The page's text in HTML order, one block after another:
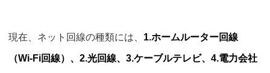
現在、ネット回線の種類には、 1.ホームルーター回線
（Wi-Fi回線）、2.光回線、3.ケーブルテレビ、4.電力会社